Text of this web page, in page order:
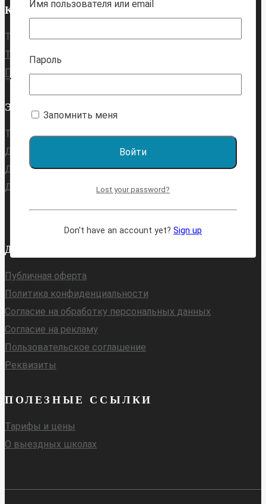
КОНТАКТЫ
Тех. поддержка:
Телеграм
Почта
ЭТО ИНТЕРЕСНО
Тесты для подготовки в физмат класс:
Для поступающих в 5 класс
Для поступающих в 6 класс
Для поступающих в 7 класс
ДОКУМЕНТЫ
Публичная оферта
Политика конфиденциальности
Согласие на обработку персональных данных
Согласие на рекламу
Пользовательское соглашение
Реквизиты
ПОЛЕЗНЫЕ ССЫЛКИ
Тарифы и цены
О выездных школах
Имя пользователя или email
Пароль
Запомнить меня
Lost your password?
Don't have an account yet? Sign up